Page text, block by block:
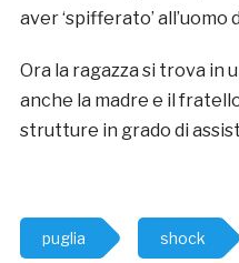
aver ‘spifferato’ all’uomo
Ora la ragazza si trova in
anche la madre e il
strutture in grado di
puglia shock